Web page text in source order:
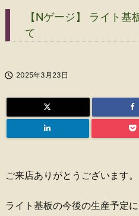
【Nゲージ】 ライト
て
 2025年3月23日
ご来店ありがとうございます。
ライト基板の今後の生産予定に